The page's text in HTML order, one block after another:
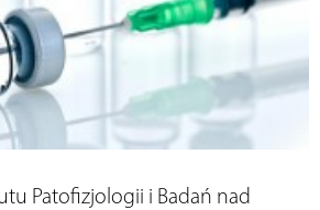
Patofizjologii i Badań nad